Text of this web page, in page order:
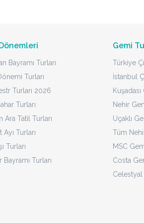
Bayramı Turları
Turları
Turları 2026
Turları
Ara Tatil Turları
Ayı Turları
Turları
Bayramı Turları
Gemi
Türkiye
İstanbul
Kuşadası
Nehir
Uçaklı
Tüm
MSC
Costa
Celestyal